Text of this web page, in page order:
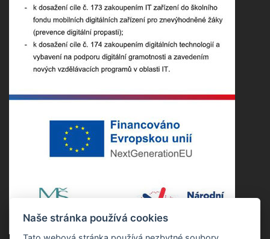
Naše stránka používá cookies